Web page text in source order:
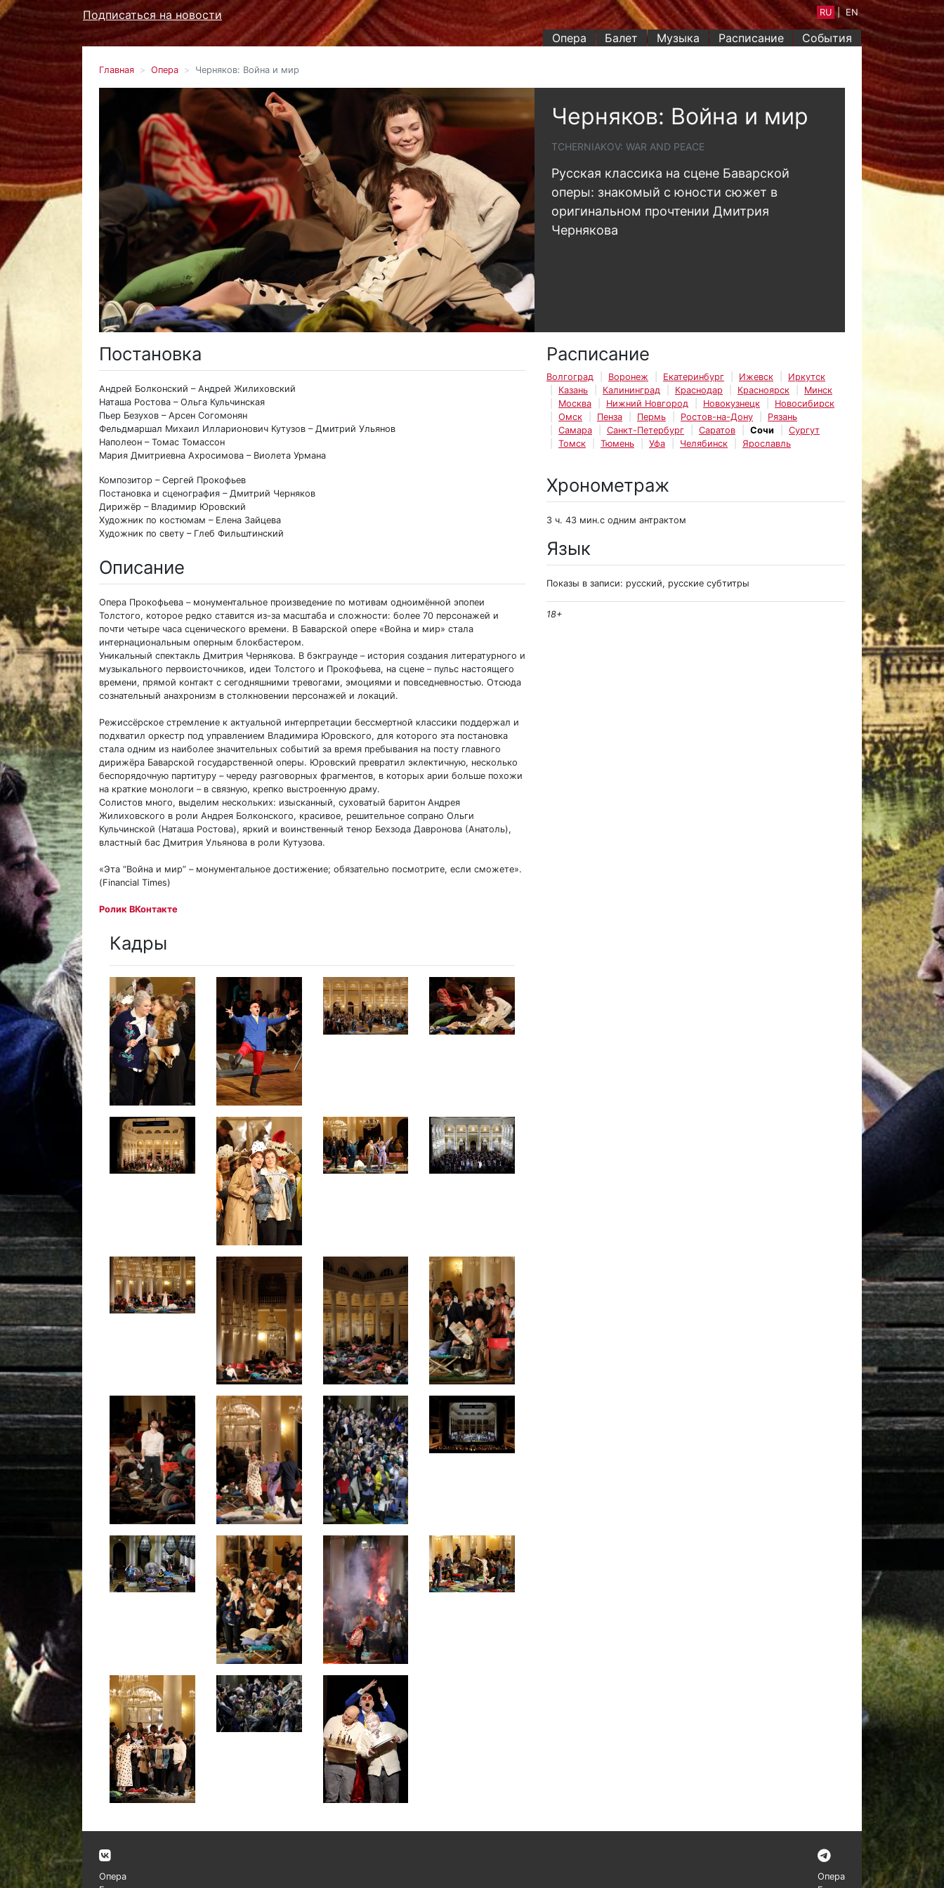
Опера Балет Музыка Расписание События
Подписаться на новости RU | EN
Главная Опера Черняков: Война и мир
Черняков: Война и мир
TCHERNIAKOV: WAR AND PEACE
Русская классика на сцене Баварской
оперы: знакомый с юности сюжет в
оригинальном прочтении Дмитрия
Чернякова
Постановка
Андрей Болконский – Андрей Жилиховский
Наташа Ростова – Ольга Кульчинская
Пьер Безухов – Арсен Согомонян
Фельдмаршал Михаил Илларионович Кутузов – Дмитрий Ульянов
Наполеон – Томас Томассон
Мария Дмитриевна Ахросимова – Виолета Урмана
Композитор – Сергей Прокофьев
Постановка и сценография – Дмитрий Черняков
Дирижёр – Владимир Юровский
Художник по костюмам – Елена Зайцева
Художник по свету – Глеб Фильштинский
Описание
Опера Прокофьева – монументальное произведение по мотивам одноимённой эпопеи
Толстого, которое редко ставится из-за масштаба и сложности: более 70 персонажей и
почти четыре часа сценического времени. В Баварской опере «Война и мир» стала
интернациональным оперным блокбастером.
Уникальный спектакль Дмитрия Чернякова. В бэкграунде – история создания литературного и
музыкального первоисточников, идеи Толстого и Прокофьева, на сцене – пульс настоящего
времени, прямой контакт с сегодняшними тревогами, эмоциями и повседневностью. Отсюда
сознательный анахронизм в столкновении персонажей и локаций.
Режиссёрское стремление к актуальной интерпретации бессмертной классики поддержал и
подхватил оркестр под управлением Владимира Юровского, для которого эта постановка
стала одним из наиболее значительных событий за время пребывания на посту главного
дирижёра Баварской государственной оперы. Юровский превратил эклектичную, несколько
беспорядочную партитуру – череду разговорных фрагментов, в которых арии больше похожи
на краткие монологи – в связную, крепко выстроенную драму.
Солистов много, выделим нескольких: изысканный, суховатый баритон Андрея
Жилиховского в роли Андрея Болконского, красивое, решительное сопрано Ольги
Кульчинской (Наташа Ростова), яркий и воинственный тенор Бехзода Давронова (Анатоль),
властный бас Дмитрия Ульянова в роли Кутузова.
«Эта “Война и мир” – монументальное достижение; обязательно посмотрите, если сможете».
(Financial Times)
Ролик ВКонтакте
Кадры
Расписание
Волгоград Воронеж Екатеринбург Ижевск
Иркутск
Казань
Калининград Краснодар Красноярск
Минск
Москва
Нижний Новгород Новокузнецк
Новосибирск
Омск
Пенза Пермь Ростов-на-Дону
Рязань
Самара
Санкт-Петербург Саратов Сочи
Сургут
Томск
Тюмень Уфа Челябинск Ярославль
Хронометраж
3 ч. 43 мин.с одним антрактом
Язык
Показы в записи: русский, русские субтитры
18+
Опера
Опера